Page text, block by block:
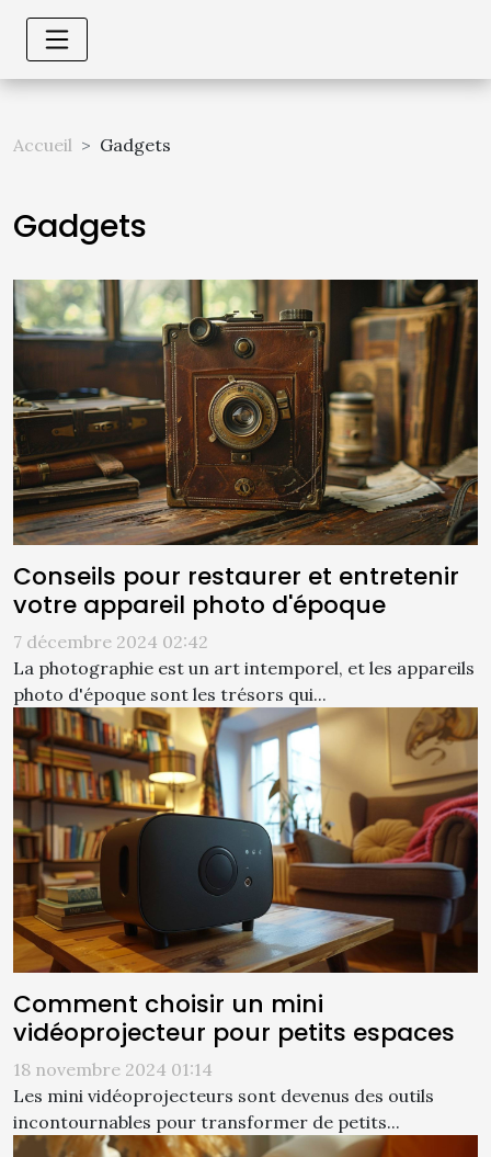
Accueil Gadgets
Gadgets
Conseils pour restaurer et entretenir
votre appareil photo d'époque
7 décembre 2024 02:42
La photographie est un art intemporel, et les appareils
photo d'époque sont les trésors qui...
Comment choisir un mini
vidéoprojecteur pour petits espaces
18 novembre 2024 01:14
Les mini vidéoprojecteurs sont devenus des outils
incontournables pour transformer de petits...